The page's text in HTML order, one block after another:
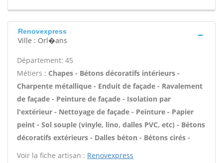
Renovexpress
Ville : Orl�ans
Département: 45
Métiers : Chapes - Bétons décoratifs intérieurs -
Charpente métallique - Enduit de façade - Ravalement
de façade - Peinture de façade - Isolation par
l'extérieur - Nettoyage de façade - Peinture - Papier
peint - Sol souple (vinyle, lino, dalles PVC, etc) - Bétons
décoratifs extérieurs - Dalles béton - Bétons cirés -
Voir la fiche artisan : Renovexpress